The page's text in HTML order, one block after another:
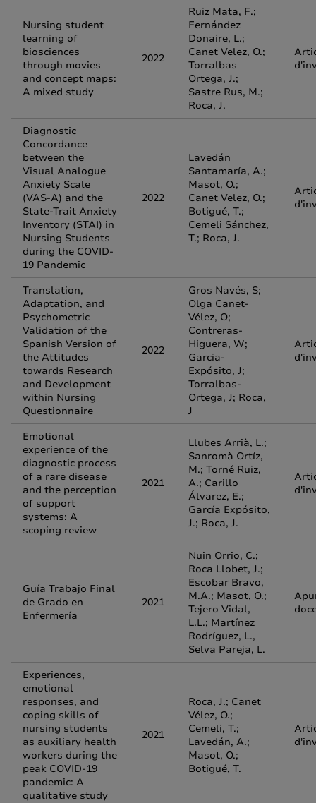
Nursing student
learning of
biosciences
through movies
and concept maps:
A mixed study
2022
Ruiz Mata, F.;
Fernández
Donaire, L.;
Canet Velez, O.;
Torralbas
Ortega, J.;
Sastre Rus, M.;
Roca, J.
Diagnostic
Concordance
between the
Visual Analogue
Anxiety Scale
(VAS-A) and the
State-Trait Anxiety
Inventory (STAI) in
Nursing Students
during the COVID-
19 Pandemic
2022
Lavedán
Santamaría, A.;
Masot, O.;
Canet Velez, O.;
Botigué, T.;
Cemeli Sánchez,
T.; Roca, J.
Translation,
Adaptation, and
Psychometric
Validation of the
Spanish Version of
the Attitudes
towards Research
and Development
within Nursing
Questionnaire
2022
Gros Navés, S;
Olga Canet-
Vélez, O;
Contreras-
Higuera, W;
Garcia-
Expósito, J;
Torralbas-
Ortega, J; Roca,
J
Emotional
experience of the
diagnostic process
of a rare disease
and the perception
of support
systems: A
scoping review
2021
Llubes Arrià, L.;
Sanromà Ortíz,
M.; Torné Ruiz,
A.; Carillo
Álvarez, E.;
García Expósito,
J.; Roca, J.
Guía Trabajo Final
de Grado en
Enfermería
2021
Nuin Orrio, C.;
Roca Llobet, J.;
Escobar Bravo,
M.A.; Masot, O.;
Tejero Vidal,
L.L.; Martínez
Rodríguez, L.,
Selva Pareja, L.
Experiences,
emotional
responses, and
coping skills of
nursing students
as auxiliary health
workers during the
peak COVID‐19
pandemic: A
qualitative study
2021
Roca, J.; Canet
Vélez, O.;
Cemeli, T.;
Lavedán, A.;
Masot, O.;
Botigué, T.